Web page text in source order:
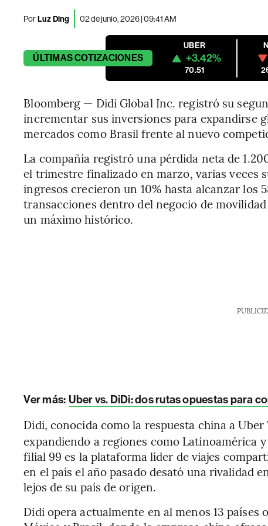
PorLuz Ding 02 de junio, 2026 | 09:41 AM
ÚLTIMASCOTIZACIONES
UBER
+3.42%
70.51
Bloomberg — Didi Global Inc. registró su
incrementar sus inversiones para expandirse
mercados como Brasil frente al nuevo
La compañía registró una pérdida neta de
el trimestre finalizado en marzo, varias veces
ingresos crecieron un 10% hasta alcanzar los
transacciones dentro del negocio de
un máximo histórico.
Ver más: Uber vs. DiDi: dos rutas opuestas para
Didi, conocida como la respuesta china a
expandiendo a regiones como Latinoamérica
filial 99 es la plataforma líder de viajes
en el país el año pasado desató una rivalidad
lejos de su país de origen.
Didi opera actualmente en al menos 13